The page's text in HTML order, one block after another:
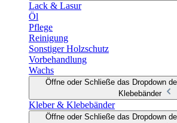
Lack & Lasur
Öl
Pflege
Reinigung
Sonstiger Holzschutz
Vorbehandlung
Wachs
Öffne oder Schließe das Dropdown
Klebebänder
Kleber & Klebebänder
Öffne oder Schließe das Dropdown